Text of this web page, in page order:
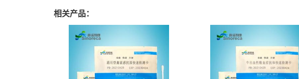
2、以吸光度OD值为纵坐标(Y),相应的待测物质标准品浓度为横坐标(X),做得相应的曲线,样品的
相关产品：